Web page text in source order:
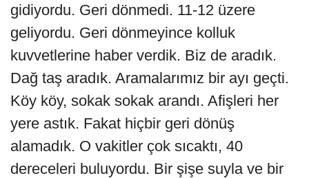
gidiyordu. Geri dönmedi. 11-12 üzere
geliyordu. Geri dönmeyince kolluk
kuvvetlerine haber verdik. Biz de aradık.
Dağ taş aradık. Aramalarımız bir ayı geçti.
Köy köy, sokak sokak arandı. Afişleri her
yere astık. Fakat hiçbir geri dönüş
alamadık. O vakitler çok sıcaktı, 40
dereceleri buluyordu. Bir şişe suyla ve bir